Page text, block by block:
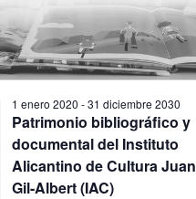
Patrimonio bibliográfico y
documental del Instituto
Alicantino de Cultura Juan
Gil-Albert (IAC)
1 enero 2020 -31 diciembre 2030